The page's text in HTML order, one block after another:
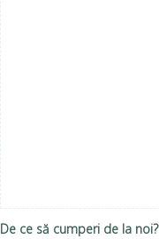
De ce să cumperi de la noi?